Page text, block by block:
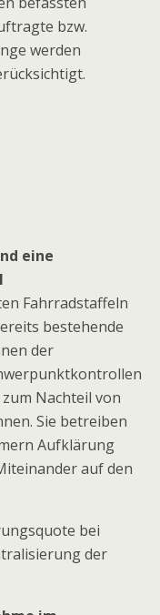
bzw.
werden
eine
Fahrradstaffeln
bestehende
der
Nachteil von
Sie betreiben
Aufklärung
auf den
bei
der